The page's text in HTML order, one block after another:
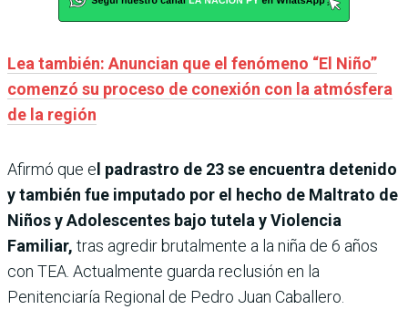
Lea también: Anuncian que el fenómeno “El Niño”
comenzó su proceso de conexión con la atmósfera
de la región
Afirmó que el padrastro de 23 se encuentra detenido
y también fue imputado por el hecho de Maltrato de
Niños y Adolescentes bajo tutela y Violencia
Familiar, tras agredir brutalmente a la niña de 6 años
con TEA. Actualmente guarda reclusión en la
Penitenciaría Regional de Pedro Juan Caballero.